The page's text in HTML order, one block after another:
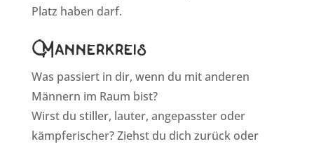
Platz haben darf.
Mannerkreis
Was passiert in dir, wenn du mit anderen
Männern im Raum bist?
Wirst du stiller, lauter, angepasster oder
kämpferischer? Ziehst du dich zurück oder